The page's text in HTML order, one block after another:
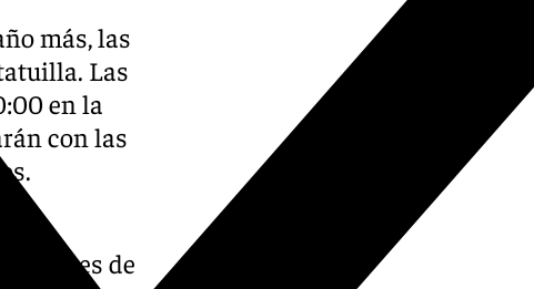
más, las
Las
en la
con las
de